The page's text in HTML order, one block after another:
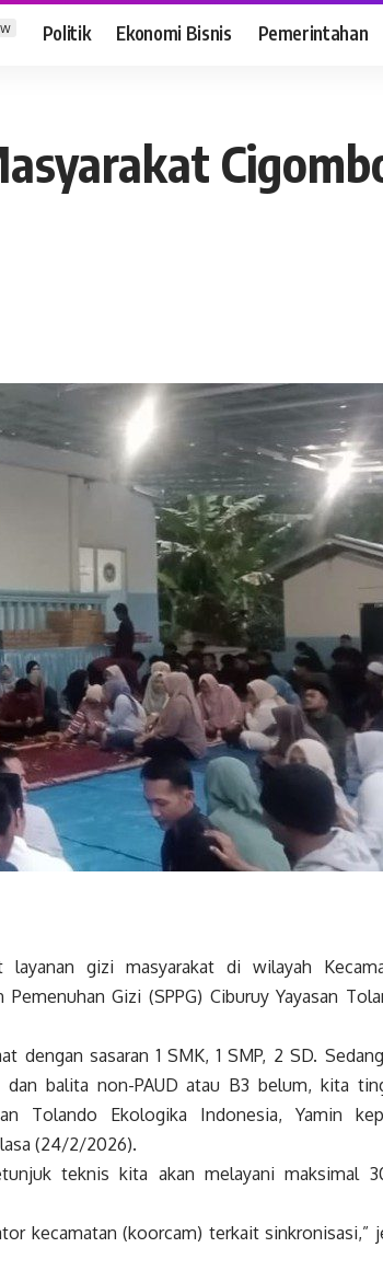
Politik Ekonomi Bisnis Pemerintahan
gizi masyarakat di wilayah
Gizi (SPPG) Ciburuy Yayasan
dengan sasaran 1 SMK, 1 SMP, 2 SD.
balita non-PAUD atau B3 belum, kita
Tolando Ekologika Indonesia, Yamin
(24/2/2026).
teknis kita akan melayani maksimal
kecamatan (koorcam) terkait sinkronisasi,”